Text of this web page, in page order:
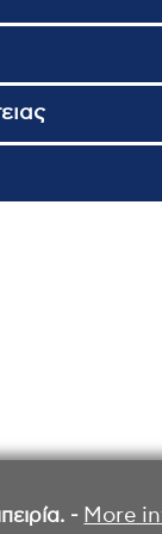
- More